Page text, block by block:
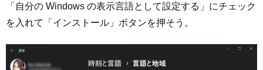
「自分の Windows の表示言語として設定する」にチェック
を入れて「インストール」ボタンを押そう。